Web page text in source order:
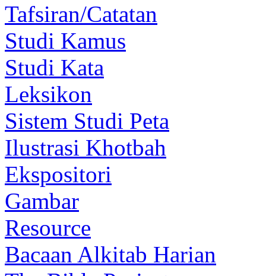
Tafsiran/Catatan
Studi Kamus
Studi Kata
Leksikon
Sistem Studi Peta
Ilustrasi Khotbah
Ekspositori
Gambar
Resource
Bacaan Alkitab Harian